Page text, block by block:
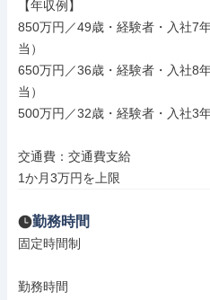
【年収例】
850万円／49歳・経験者・入社7
当）
650万円／36歳・経験者・入社8
当）
500万円／32歳・経験者・入社3
交通費：交通費支給
1か月3万円を上限
勤務時間
固定時間制
勤務時間